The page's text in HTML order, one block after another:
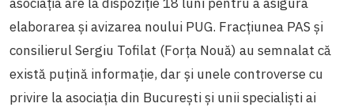
elaborarea și avizarea noului PUG. Fracțiunea PAS și
consilierul Sergiu Tofilat (Forța Nouă) au semnalat că
există puțină informație, dar și unele controverse cu
privire la asociația din București și unii specialiști ai